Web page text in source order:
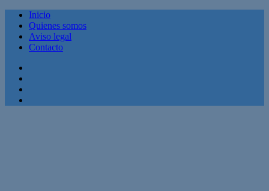
Inicio
Quienes somos
Aviso legal
Contacto